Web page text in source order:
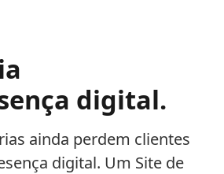
digital.
ainda perdem clientes
digital. Um Site de